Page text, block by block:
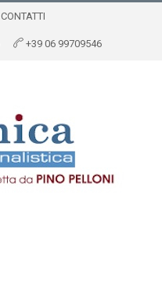
CONTATTI
+39 06 99709546